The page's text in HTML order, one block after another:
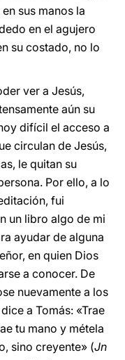
sus manos la
en el agujero
su costado, no lo
ver a Jesús,
aún su
difícil el acceso a
circulan de Jesús,
le quitan su
Por ello, a lo
fui
un libro algo de mi
ayudar de alguna
en quien Dios
a conocer. De
nuevamente a los
a Tomás: «Trae
tu mano y métela
sino creyente» (Jn